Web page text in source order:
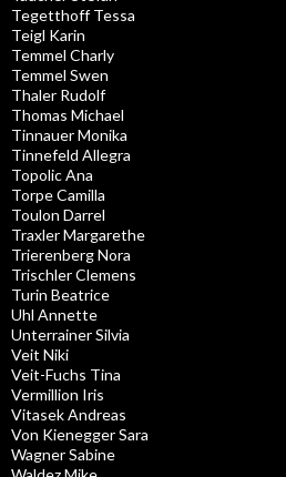
Tegetthoff Tessa
Teigl Karin
Temmel Charly
Temmel Swen
Thaler Rudolf
Thomas Michael
Tinnauer Monika
Tinnefeld Allegra
Topolic Ana
Torpe Camilla
Toulon Darrel
Traxler Margarethe
Trierenberg Nora
Trischler Clemens
Turin Beatrice
Uhl Annette
Unterrainer Silvia
Veit Niki
Veit-Fuchs Tina
Vermillion Iris
Vitasek Andreas
Von Kienegger Sara
Wagner Sabine